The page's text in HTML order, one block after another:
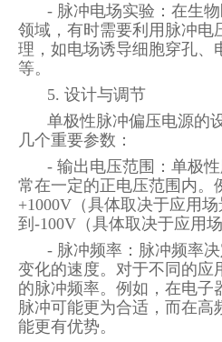
- 脉冲电场实验：在生
领域，有时需要利用脉冲电
理，如电场诱导细胞穿孔、
等。
5. 设计与调节
单极性脉冲偏压电源的
几个重要参数：
- 输出电压范围：单极
常在一定的正电压范围内。
+1000V（具体取决于应用
到-100V（具体取决于应用场
- 脉冲频率：脉冲频率
变化的速度。对于不同的应
的脉冲频率。例如，在电子
脉冲可能更为合适，而在高
能更有优势。